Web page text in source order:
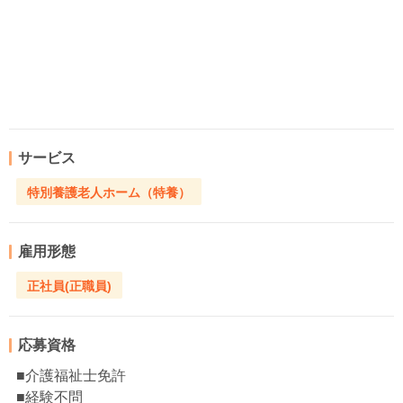
サービス
特別養護老人ホーム（特養）
雇用形態
正社員(正職員)
応募資格
■介護福祉士免許
■経験不問